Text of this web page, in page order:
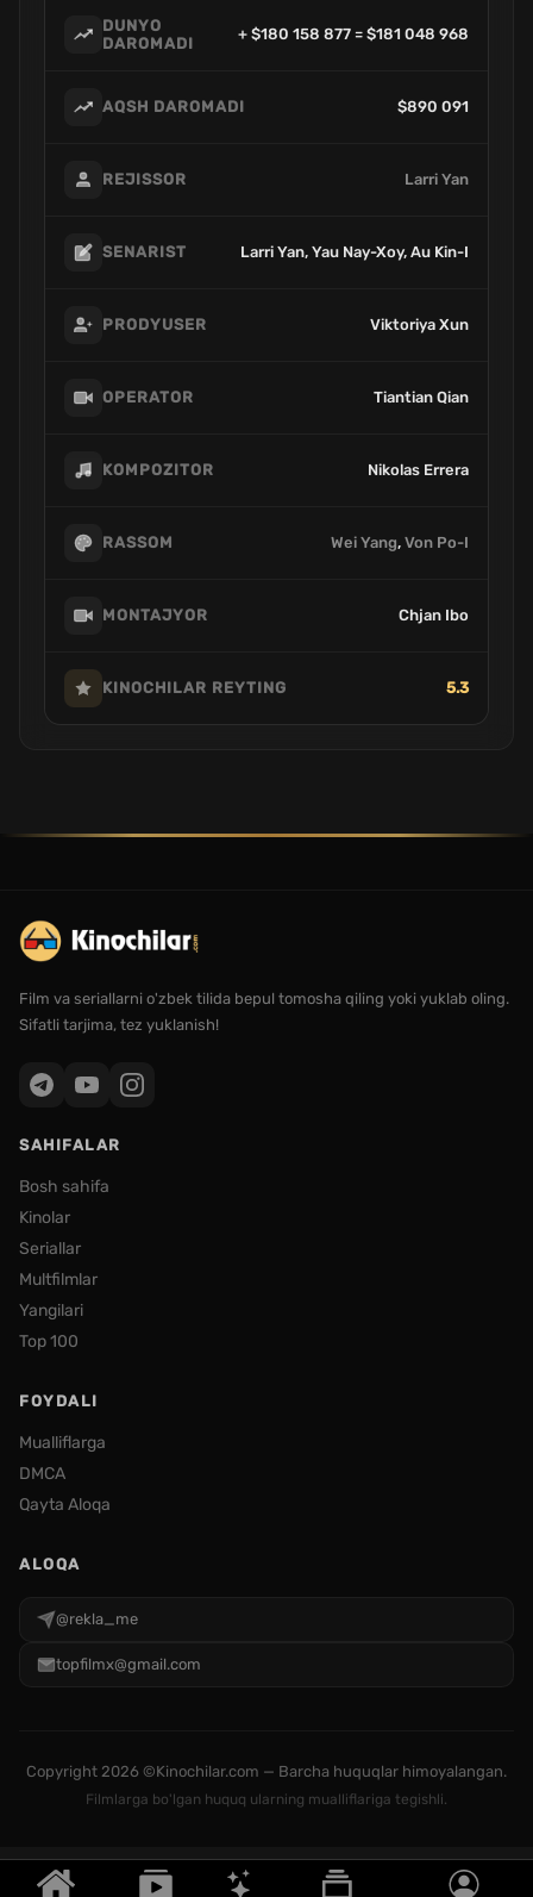
DUNYO
DAROMADI
+ $180 158 877 = $181 048 968
AQSH DAROMADI $890 091
REJISSOR Larri Yan
SENARIST Larri Yan, Yau Nay-Xoy, Au Kin-I
PRODYUSER Viktoriya Xun
OPERATOR Tiantian Qian
KOMPOZITOR Nikolas Errera
RASSOM Wei Yang, Von Po-I
MONTAJYOR Chjan Ibo
KINOCHILAR REYTING 5.3
Film va seriallarni o'zbek tilida bepul tomosha qiling yoki yuklab oling.
Sifatli tarjima, tez yuklanish!
SAHIFALAR
Bosh sahifa
Kinolar
Seriallar
Multfilmlar
Yangilari
Top 100
FOYDALI
Mualliflarga
DMCA
Qayta Aloqa
ALOQA
@rekla_me
topfilmx@gmail.com
Copyright 2026 ©Kinochilar.com — Barcha huquqlar himoyalangan.
Filmlarga bo'lgan huquq ularning mualliflariga tegishli.